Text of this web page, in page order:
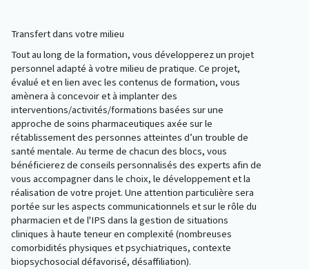
Transfert dans votre milieu
Tout au long de la formation, vous développerez un projet
personnel adapté à votre milieu de pratique. Ce projet,
évalué et en lien avec les contenus de formation, vous
amènera à concevoir et à implanter des
interventions/activités/formations basées sur une
approche de soins pharmaceutiques axée sur le
rétablissement des personnes atteintes d’un trouble de
santé mentale. Au terme de chacun des blocs, vous
bénéficierez de conseils personnalisés des experts afin de
vous accompagner dans le choix, le développement et la
réalisation de votre projet. Une attention particulière sera
portée sur les aspects communicationnels et sur le rôle du
pharmacien et de l'IPS dans la gestion de situations
cliniques à haute teneur en complexité (nombreuses
comorbidités physiques et psychiatriques, contexte
biopsychosocial défavorisé, désaffiliation).